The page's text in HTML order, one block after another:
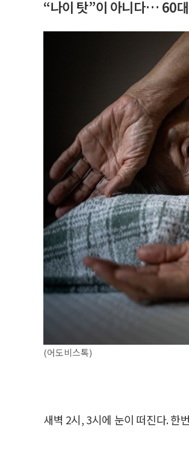
“나이 탓”이 아니다… 60
(어도비스톡)
새벽 2시, 3시에 눈이 떠진다. 한